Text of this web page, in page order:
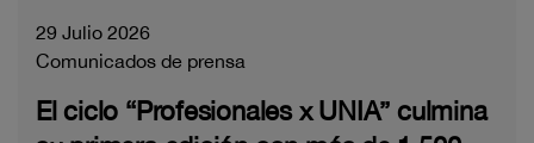
29 Julio 2026
Comunicados de prensa
El ciclo “Profesionales x UNIA” culmina